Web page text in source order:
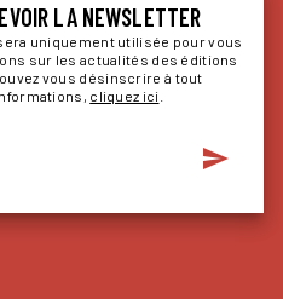
LA NEWSLETTER
uniquement utilisée pour vous
sur les actualités des éditions
vous désinscrire à tout
cliquez ici
send